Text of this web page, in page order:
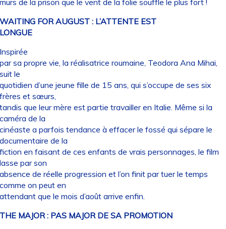
de la prison que le vent de la folie souffle le plus fort !
FOR AUGUST : L’ATTENTE EST
sa propre vie, la réalisatrice roumaine, Teodora Ana Mihai,
le
d’une jeune fille de 15 ans, qui s’occupe de ses six
et sœurs,
que leur mère est partie travailler en Italie. Même si la
de la
a parfois tendance à effacer le fossé qui sépare le
de la
en faisant de ces enfants de vrais personnages, le film
par son
de réelle progression et l’on finit par tuer le temps
on peut en
que le mois d’août arrive enfin.
MAJOR : PAS MAJOR DE SA PROMOTION